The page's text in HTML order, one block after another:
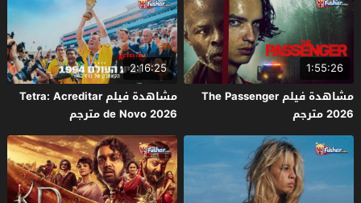
1:55:26
مشاهدة فيلم The Passenger
2026 مترجم
2:16:25
مشاهدة فيلم Tetra: Acreditar
de Novo 2026 مترجم